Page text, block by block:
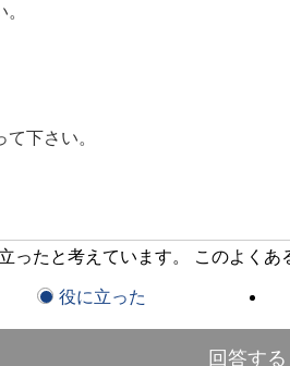
下さい。
ったと考えています。 このよく
役に立った